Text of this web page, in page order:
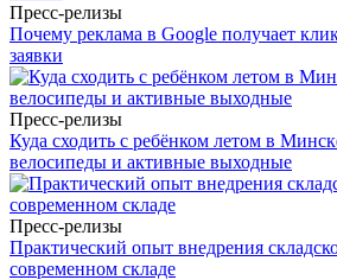
Пресс-релизы
Почему реклама в Google получает
заявки
Пресс-релизы
Куда сходить с ребёнком летом в
велосипеды и активные выходные
Пресс-релизы
Практический опыт внедрения
современном складе